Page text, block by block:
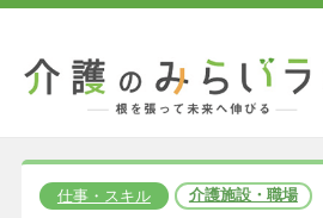
仕事・スキル 介護施設・職場